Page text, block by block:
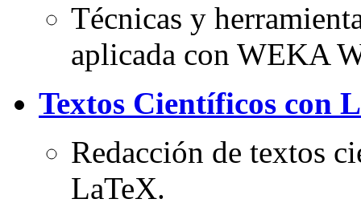
Técnicas y
aplicada con WEKA
Textos Científicos con
Redacción de textos
LaTeX.